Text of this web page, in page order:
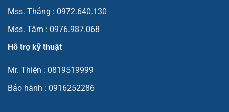
Mss. Thắng : 0972.640.130
Mss. Tâm : 0976.987.068
Hỗ trợ kỹ thuật
Mr. Thiện : 0819519999
Bảo hành : 0916252286